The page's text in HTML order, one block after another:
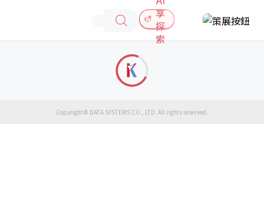
享
探
索
Copyright© DATA SYSTEMS CO., LTD. All rights reserved.